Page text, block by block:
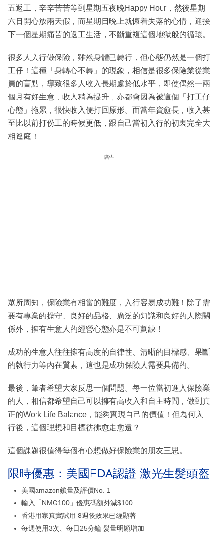
五返工，辛辛苦苦等到星期五夜晚Happy Hour，然後星期
六日開心放兩天假，而星期日晚上就懷着失落的心情，迎接
下一個星期痛苦的返工生活，不斷重複這個地獄般的循環。
很多人入行做保險，雖然身體已轉行，但心態仍然是一個打
工仔！這種「身轉心不轉」的現象，相信是很多保險業從業
員的盲點，導致很多人收入長期處於低水平，即使偶然一兩
個月有好生意，收入稍為提升，亦都會因為被這個「打工仔
心態」拖累，很快收入便打回原形。而當年資愈長，收入甚
至比以前打份工的時候更低，跟自己當初入行的初衷完全大
相逕庭！
廣告
眾所周知，保險業有相當的難度，入行容易成功難！除了需
要有專業的操守、良好的品格、廣泛的知識和良好的人際關
係外，擁有生意人的經營心態亦是不可劃缺！
成功的生意人往往擁有高度的自律性、清晰的目標感、果斷
的執行力等內在質素，這也是成功保險人需要具備的。
最後，筆者希望大家反思一個問題。每一位當初進入保險業
的人，相信都希望自己可以擁有高收入和自主時間，做到真
正的Work Life Balance，能夠實現自己的價值！但為何入
行後，這個理想和目標彷彿愈走愈遠？
這個課題很值得每個有心想做好保險業的朋友三思。
限時優惠：美國FDA認證 激光生髮頭盔
美國amazon鎖量及評價No. 1
輸入「NMG100」優惠碼額外減$100
香港用家真實試用 8週後效果已經顯著
每週使用3次、每日25分鐘 髮量明顯增加